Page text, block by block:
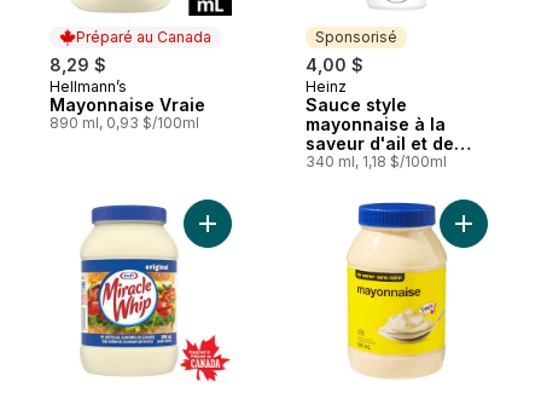
Préparé au Canada
8,29 $
Préparé au Canada
Hellmann’s
Mayonnaise Vraie
890 ml, 0,93 $/100ml
Sponsorisé
4,00 $
Sponsorisé
Heinz
Sauce style
mayonnaise à la
saveur d'ail et de
parmesan
340 ml, 1,18 $/100ml
Ajouter Tartinade originale au panierAjouter